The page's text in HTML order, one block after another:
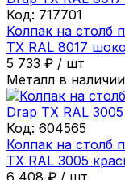
Код: 717701
Колпак на столб
ТХ RAL 8017
5 733 ₽ / шт
Металл в наличии
Код: 604565
Колпак на столб
ТХ RAL 3005
6 408 ₽ / шт